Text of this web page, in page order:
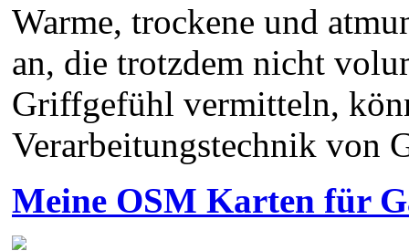
Warme, trockene und
an, die trotzdem nicht
Griffgefühl vermitteln,
Verarbeitungstechnik von
Meine OSM Karten für